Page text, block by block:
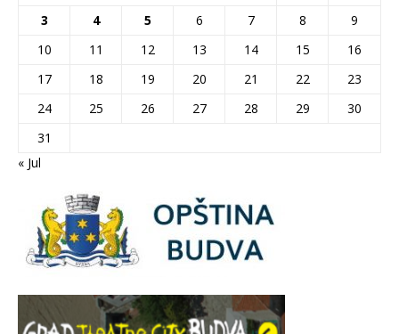
3
4 5 6 7 8
9
10
11 12 13 14 15
16
17
18 19 20 21 22
23
24
25 26 27 28 29
30
31
« Jul